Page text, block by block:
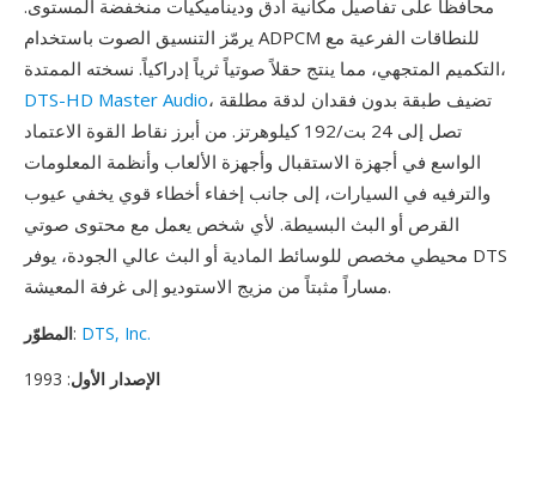
محافظاً على تفاصيل مكانية أدق وديناميكيات منخفضة المستوى.
يرمّز التنسيق الصوت باستخدام ADPCM للنطاقات الفرعية مع
التكميم المتجهي، مما ينتج حقلاً صوتياً ثرياً إدراكياً. نسخته الممتدة،
DTS-HD Master Audio، تضيف طبقة بدون فقدان لدقة مطلقة
تصل إلى 24 بت/192 كيلوهرتز. من أبرز نقاط القوة الاعتماد
الواسع في أجهزة الاستقبال وأجهزة الألعاب وأنظمة المعلومات
والترفيه في السيارات، إلى جانب إخفاء أخطاء قوي يخفي عيوب
القرص أو البث البسيطة. لأي شخص يعمل مع محتوى صوتي
محيطي مخصص للوسائط المادية أو البث عالي الجودة، يوفر DTS
مساراً مثبتاً من مزيج الاستوديو إلى غرفة المعيشة.
المطوّر: DTS, Inc.
الإصدار الأول: 1993